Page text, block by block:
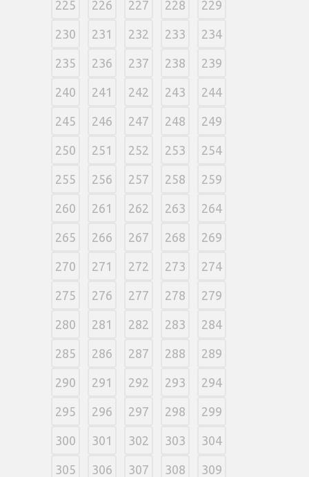
225 226 227 228 229
230 231 232 233 234
235 236 237 238 239
240 241 242 243 244
245 246 247 248 249
250 251 252 253 254
255 256 257 258 259
260 261 262 263 264
265 266 267 268 269
270 271 272 273 274
275 276 277 278 279
280 281 282 283 284
285 286 287 288 289
290 291 292 293 294
295 296 297 298 299
300 301 302 303 304
305 306 307 308 309